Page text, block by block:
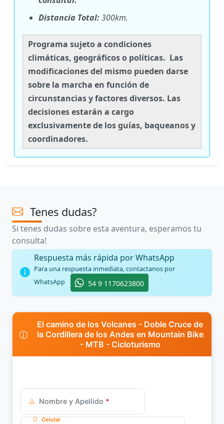
Distancia Total:300km.
Programa sujeto a condiciones
climáticas, geográficos o políticas. Las
modificaciones del mismo pueden darse
sobre la marcha en función de
circunstancias y factores diversos. Las
decisiones estarán a cargo
exclusivamente de los guías, baqueanos y
coordinadores.
Tenes dudas?
Si tenes dudas sobre esta aventura, esperamos tu
consulta!
Respuesta más rápida por WhatsApp
Para una respuesta inmediata, contactanos por
WhatsApp
54 9 1170623800
El camino de los Volcanes - Doble Cruce de
la Cordillera de los Andes en Mountain Bike
- MTB - Cicloturismo
Nombre y Apellido *
Celular